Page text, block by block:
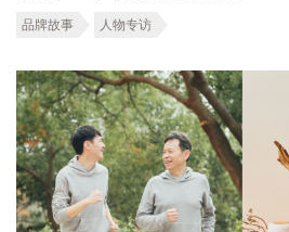
品牌故事 人物专访